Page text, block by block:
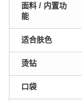
面料 / 内置功
能
适合肤色
烫钻
口袋